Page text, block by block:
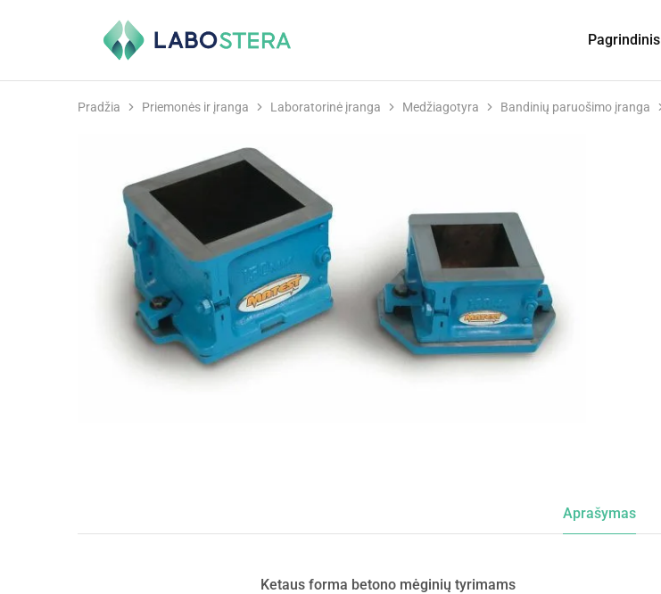
Labostera
Laboratorinė
Pagrindinis
Pradžia Priemonės ir įranga Laboratorinė įranga Medžiagotyra Bandinių paruošimo įranga
Aprašymas
Ketaus forma betono mėginių tyrimams